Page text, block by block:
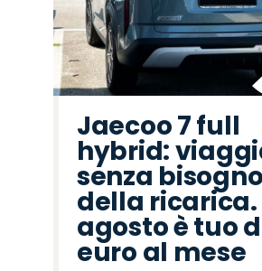
Jaecoo 7 full
hybrid:
senza bisogno
della ricarica.
agosto è tuo
euro al mese